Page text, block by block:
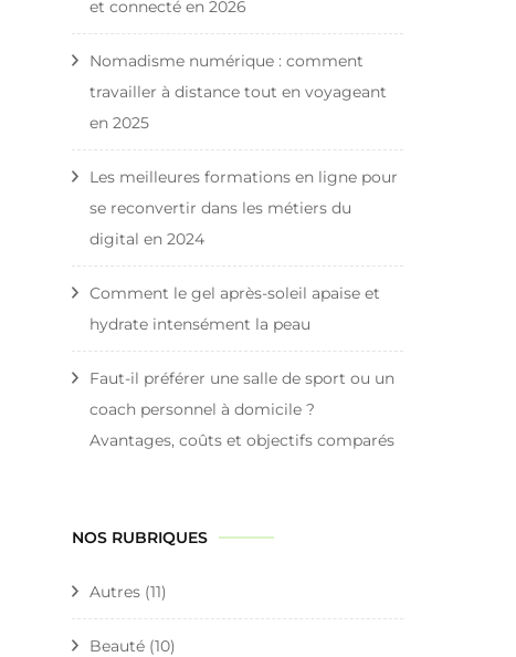
et connecté en 2026
Nomadisme numérique : comment
travailler à distance tout en voyageant
en 2025
Les meilleures formations en ligne pour
se reconvertir dans les métiers du
digital en 2024
Comment le gel après-soleil apaise et
hydrate intensément la peau
Faut-il préférer une salle de sport ou un
coach personnel à domicile ?
Avantages, coûts et objectifs comparés
NOS RUBRIQUES
Autres (11)
Beauté (10)